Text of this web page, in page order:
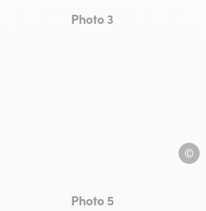
Photo 3, © Can Pla
Can Pla
Photo 5, © Can Pla